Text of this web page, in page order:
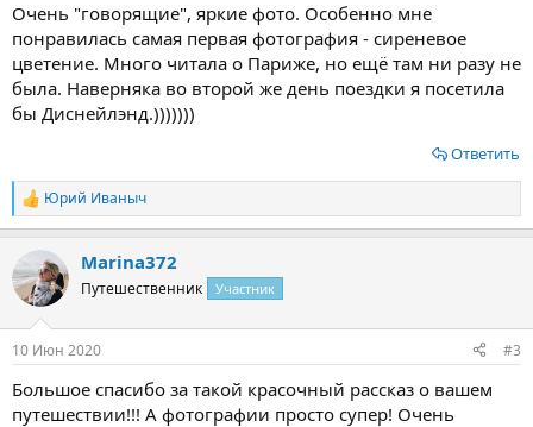
Очень "говорящие", яркие фото. Особенно мне
понравилась самая первая фотография - сиреневое
цветение. Много читала о Париже, но ещё там ни разу не
была. Наверняка во второй же день поездки я посетила
бы Диснейлэнд.)))))))
Ответить
Р
е
к
ц
и
Юрий Иваныч
Marina372
Путешественник Участник
10 Июн 2020 #3
Большое спасибо за такой красочный рассказ о вашем
путешествии!!! А фотографии просто супер! Очень